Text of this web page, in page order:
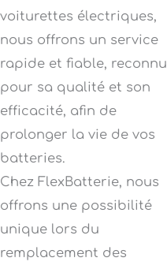
voiturettes électriques,
nous offrons un service
rapide et fiable, reconnu
pour sa qualité et son
efficacité, afin de
prolonger la vie de vos
batteries.
Chez FlexBatterie, nous
offrons une possibilité
unique lors du
remplacement des